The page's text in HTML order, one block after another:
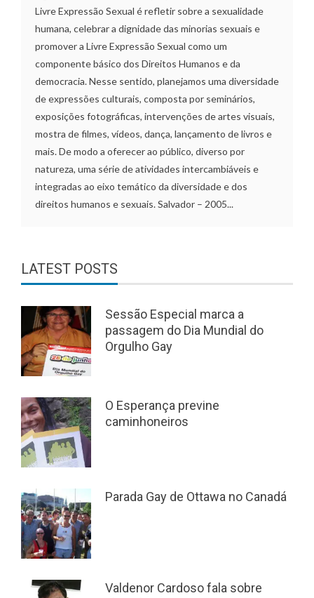
Livre Expressão Sexual é refletir sobre a sexualidade
humana, celebrar a dignidade das minorias sexuais e
promover a Livre Expressão Sexual como um
componente básico dos Direitos Humanos e da
democracia. Nesse sentido, planejamos uma diversidade
de expressões culturais, composta por seminários,
exposições fotográficas, intervenções de artes visuais,
mostra de filmes, vídeos, dança, lançamento de livros e
mais. De modo a oferecer ao público, diverso por
natureza, uma série de atividades intercambiáveis e
integradas ao eixo temático da diversidade e dos
direitos humanos e sexuais. Salvador – 2005...
LATEST POSTS
Sessão Especial marca a
passagem do Dia Mundial do
Orgulho Gay
O Esperança previne
caminhoneiros
Parada Gay de Ottawa no Canadá
Valdenor Cardoso fala sobre